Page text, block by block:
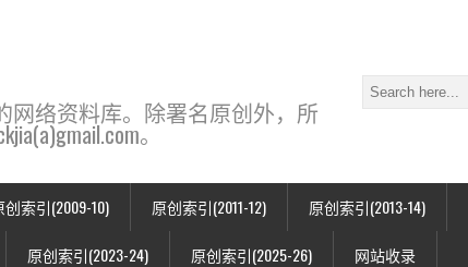
网络资料库。除署名原创外，所
。
创索引(2009-10) 原创索引(2011-12) 原创索引(2013-14)
原创索引(2023-24) 原创索引(2025-26) 网站收录